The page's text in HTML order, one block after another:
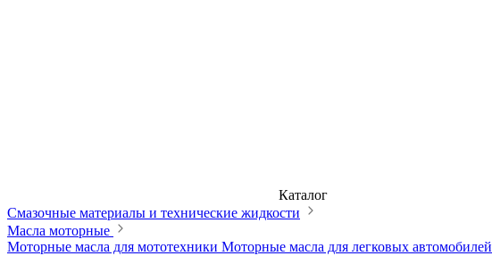
Каталог
Смазочные материалы и технические жидкости
Масла моторные
Моторные масла для мототехники Моторные масла для легковых автомобилей